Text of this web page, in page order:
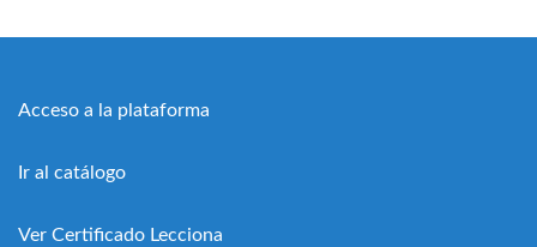
Acceso a la plataforma
Ir al catálogo
Ver Certificado Lecciona